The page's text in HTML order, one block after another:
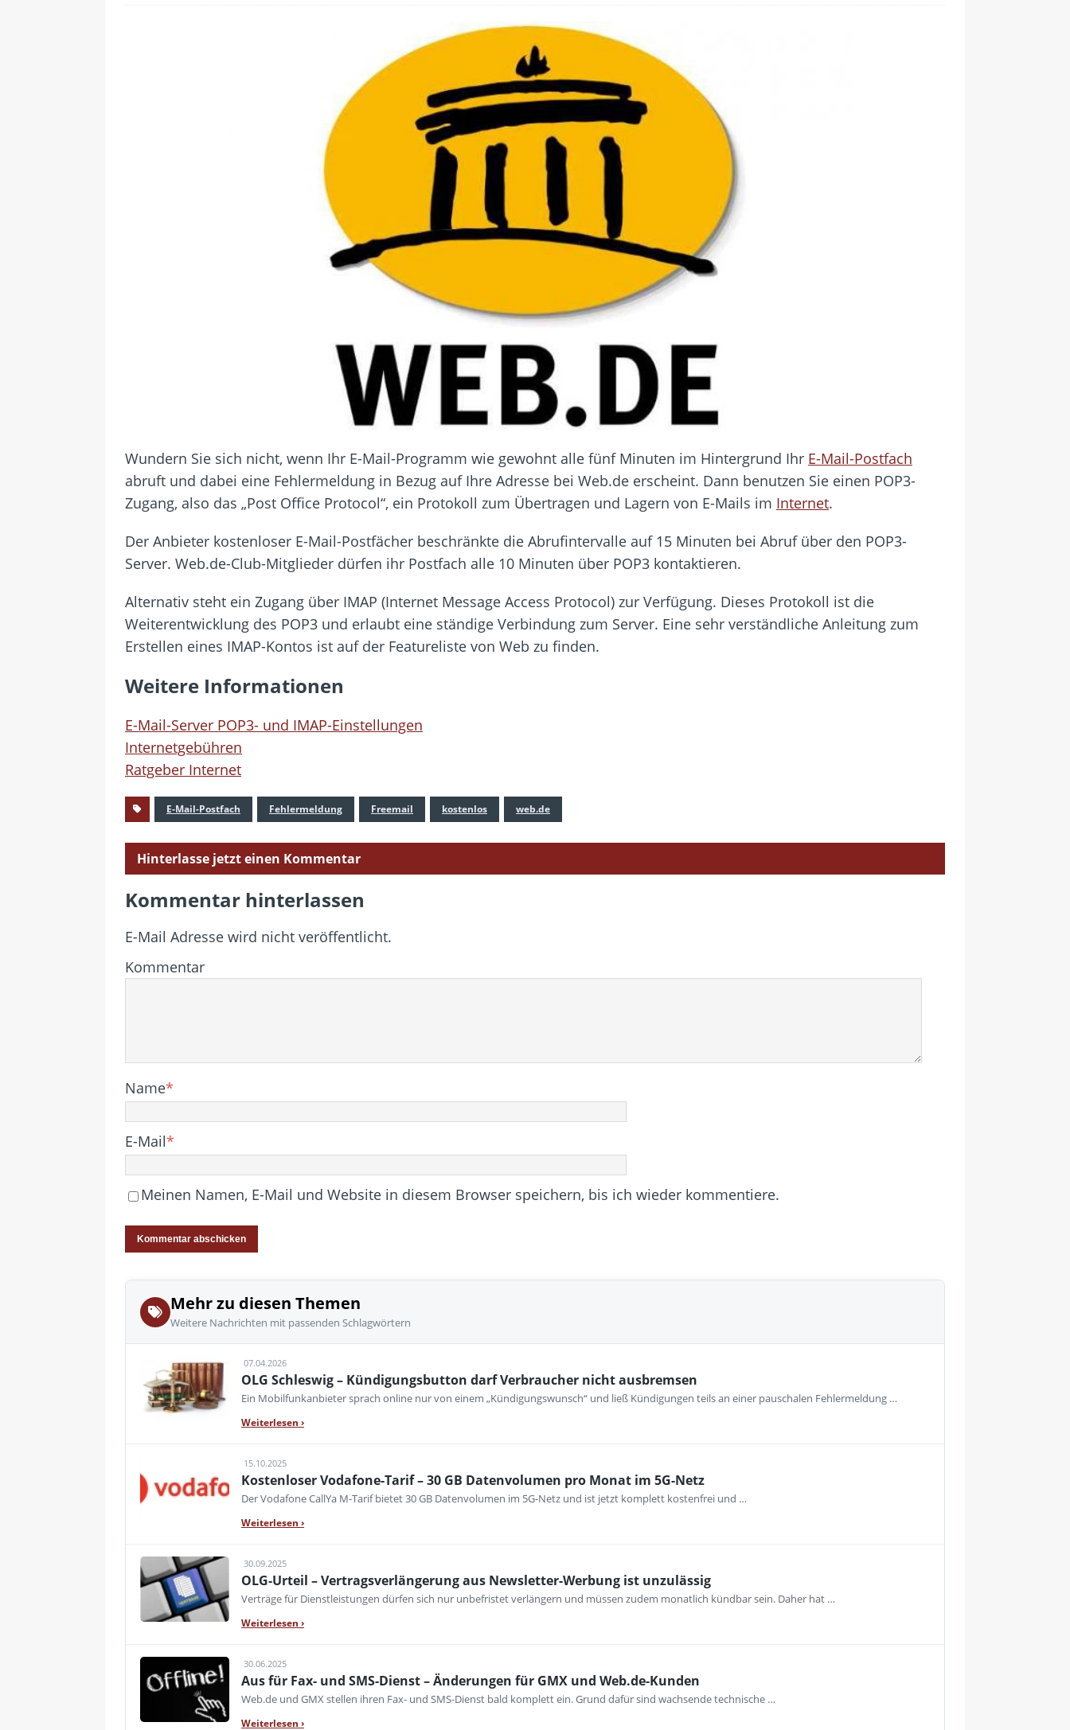
Samsung Galaxy Z Fold 8 & Fold 8 Ultra – Das sind die neuen Modelle
WhatsApp macht die Handynummer unsichtbar – Die Benutzernamen kommen
Wichtiges BGH-Urteil – Verbraucherrechte bei Online-Kündigung gestärkt
DSL-Ende rückt näher – Viele setzen trotzdem immer noch auf Kupfernetz
Wundern Sie sich nicht, wenn Ihr E-Mail-Programm wie gewohnt alle fünf Minuten im Hintergrund Ihr E-Mail-Postfach
abruft und dabei eine Fehlermeldung in Bezug auf Ihre Adresse bei Web.de erscheint. Dann benutzen Sie einen POP3-
Zugang, also das „Post Office Protocol“, ein Protokoll zum Übertragen und Lagern von E-Mails im Internet.
Der Anbieter kostenloser E-Mail-Postfächer beschränkte die Abrufintervalle auf 15 Minuten bei Abruf über den POP3-
Server. Web.de-Club-Mitglieder dürfen ihr Postfach alle 10 Minuten über POP3 kontaktieren.
Alternativ steht ein Zugang über IMAP (Internet Message Access Protocol) zur Verfügung. Dieses Protokoll ist die
Weiterentwicklung des POP3 und erlaubt eine ständige Verbindung zum Server. Eine sehr verständliche Anleitung zum
Erstellen eines IMAP-Kontos ist auf der Featureliste von Web zu finden.
Weitere Informationen
E-Mail-Server POP3- und IMAP-Einstellungen
Internetgebühren
Ratgeber Internet
E-Mail-Postfach Fehlermeldung Freemail kostenlos web.de
Hinterlasse jetzt einen Kommentar
Kommentar hinterlassen
E-Mail Adresse wird nicht veröffentlicht.
Kommentar
Name*
E-Mail*
Meinen Namen, E-Mail und Website in diesem Browser speichern, bis ich wieder kommentiere.
Mehr zu diesen Themen
Weitere Nachrichten mit passenden Schlagwörtern
07.04.2026
OLG Schleswig – Kündigungsbutton darf Verbraucher nicht ausbremsen
Ein Mobilfunkanbieter sprach online nur von einem „Kündigungswunsch“ und ließ Kündigungen teils an einer pauschalen Fehlermeldung …
Weiterlesen ›
15.10.2025
Kostenloser Vodafone-Tarif – 30 GB Datenvolumen pro Monat im 5G-Netz
Der Vodafone CallYa M-Tarif bietet 30 GB Datenvolumen im 5G-Netz und ist jetzt komplett kostenfrei und …
Weiterlesen ›
30.09.2025
OLG-Urteil – Vertragsverlängerung aus Newsletter-Werbung ist unzulässig
Verträge für Dienstleistungen dürfen sich nur unbefristet verlängern und müssen zudem monatlich kündbar sein. Daher hat …
Weiterlesen ›
30.06.2025
Aus für Fax- und SMS-Dienst – Änderungen für GMX und Web.de-Kunden
Web.de und GMX stellen ihren Fax- und SMS-Dienst bald komplett ein. Grund dafür sind wachsende technische …
Weiterlesen ›